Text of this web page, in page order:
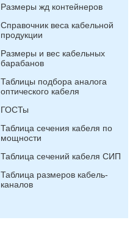
Размеры жд контейнеров
Справочник веса кабельной
продукции
Размеры и вес кабельных
барабанов
Таблицы подбора аналога
оптического кабеля
ГОСТы
Таблица сечения кабеля по
мощности
Таблица сечений кабеля СИП
Таблица размеров кабель-
каналов